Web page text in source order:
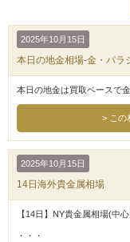
2025年10月15日
本日の地金相場-金・パラ
本日の地金は買取ベースで
この
2025年10月15日
14日海外貴金属相場
【14日】NY貴金属相場(中
・・・